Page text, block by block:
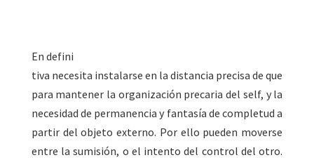
En defini
tiva necesita instalarse en la distancia precisa de que
para mantener la organización precaria del self, y la
necesidad de permanencia y fantasía de completud a
partir del objeto externo. Por ello pueden moverse
entre la sumisión, o el intento del control del otro.